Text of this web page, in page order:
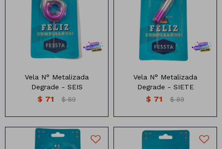
Medidas: 10cm
Vela N° Metalizada
Degrade - SEIS
$ 71 $ 89
Medidas: 10cm
Vela N° Metalizada
Degrade - SIETE
$ 71 $ 89